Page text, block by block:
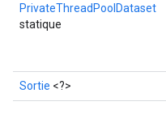
PrivateThreadPoolDataset
statique
Sortie <?>